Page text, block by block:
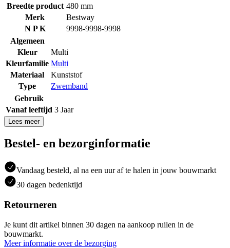
Breedte product 480 mm
Merk
Bestway
N P K
9998-9998-9998
Algemeen
Kleur
Multi
Kleurfamilie Multi
Materiaal
Kunststof
Type
Zwemband
Gebruik
Vanaf leeftijd 3 Jaar
Lees meer
Bestel- en bezorginformatie
Vandaag besteld, al na een uur af te halen in jouw bouwmarkt
30 dagen bedenktijd
Retourneren
Je kunt dit artikel binnen 30 dagen na aankoop ruilen in de
bouwmarkt.
Meer informatie over de bezorging